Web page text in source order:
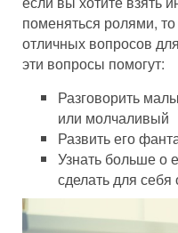
поменяться ролями,
отличных вопросов
эти вопросы помогут:
Разговорить
или молчаливый
Развить его
Узнать больше о
сделать для